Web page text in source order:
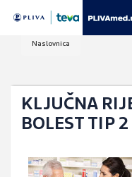
Naslovnica
KLJUČNA
BOLEST TIP 2